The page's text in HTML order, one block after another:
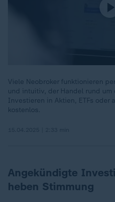
Viele Neobroker funktionieren
und intuitiv, der Handel rund
Investieren in Aktien, ETFs oder
kostenlos.
Angekündigte
heben Stimmung